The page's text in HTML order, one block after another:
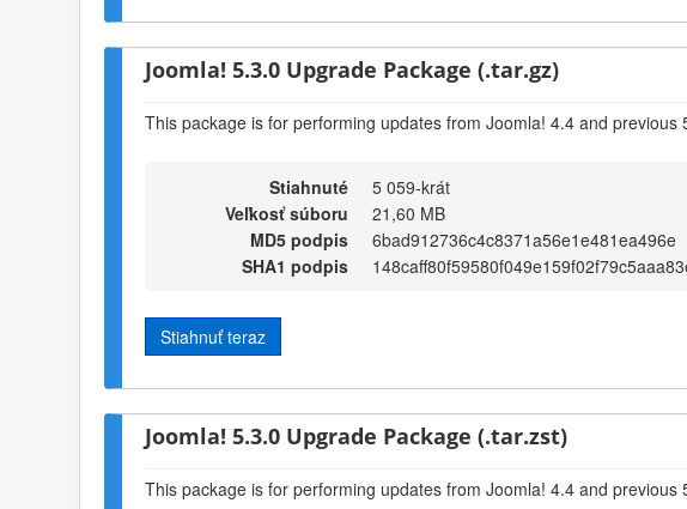
Joomla! 5.3.0 Upgrade Package (.tar.gz)
This package is for performing updates from Joomla! 4.4 and previous
Stiahnuté
5 059-krát
Veľkosť súboru
21,60 MB
MD5 podpis
6bad912736c4c8371a56e1e481ea496e
SHA1 podpis
Stiahnuť teraz
Joomla! 5.3.0 Upgrade Package (.tar.zst)
This package is for performing updates from Joomla! 4.4 and previous